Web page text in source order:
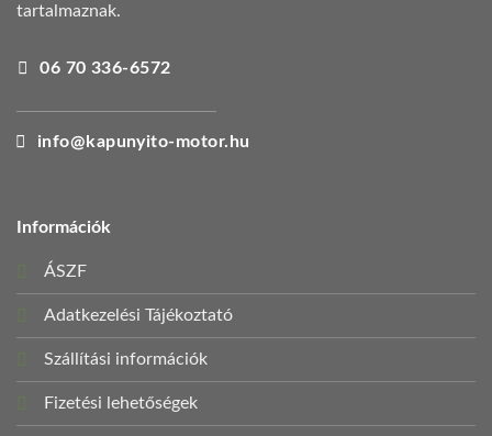
tartalmaznak.
06 70 336-6572
info@kapunyito-motor.hu
Információk
ÁSZF
Adatkezelési Tájékoztató
Szállítási információk
Fizetési lehetőségek